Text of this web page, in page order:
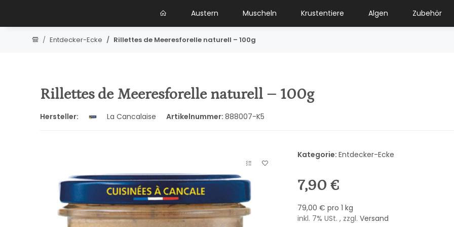
Austern Muscheln Krustentiere Algen Zubehör
Entdecker-Ecke Rillettes de Meeresforelle naturell – 100g
Rillettes de Meeresforelle naturell – 100g
Hersteller: La Cancalaise Artikelnummer: 888007-K5
Kategorie: Entdecker-Ecke
7,90 €
79,00 € pro 1 kg
inkl. 7% USt. , zzgl. Versand